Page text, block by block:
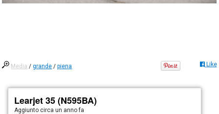
Media /grande /piena Like
Learjet 35 (N595BA)
Aggiunto circa un anno fa